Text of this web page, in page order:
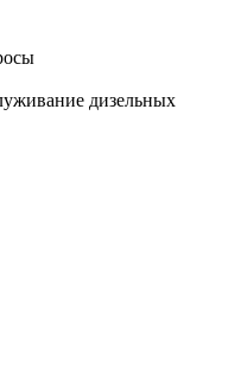
дизельных